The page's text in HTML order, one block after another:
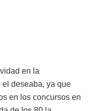
en la
el deseaba, ya que
en los concursos en